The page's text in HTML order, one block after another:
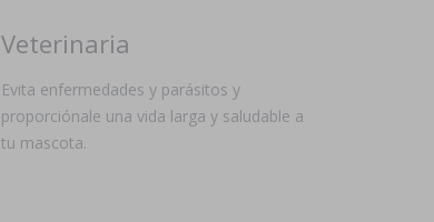
Veterinaria
Evita enfermedades y parásitos y
proporciónale una vida larga y saludable a
tu mascota.